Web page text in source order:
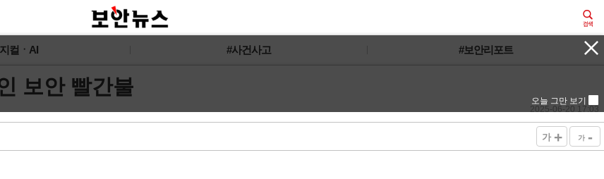
컬ㆍAI #사건사고 #보안리포트
보안 빨간불
2025-06-20 17:03
가 + 가 -
오늘 그만 보기